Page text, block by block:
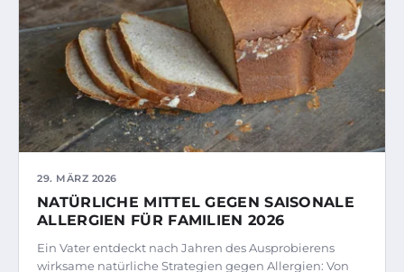
29. MÄRZ 2026
NATÜRLICHE MITTEL GEGEN SAISONALE
ALLERGIEN FÜR FAMILIEN 2026
Ein Vater entdeckt nach Jahren des Ausprobierens
wirksame natürliche Strategien gegen Allergien: Von